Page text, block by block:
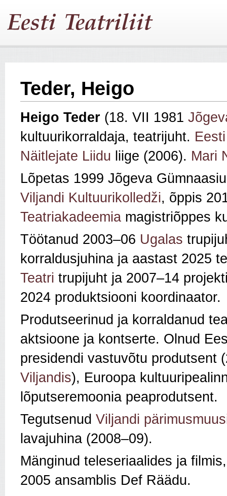
Teder, Heigo
Heigo Teder (18. VII 1981
kultuurikorraldaja, teatrijuht.
Näitlejate Liidu liige (2006). Mari
Lõpetas 1999 Jõgeva
Viljandi Kultuurikolledži, õppis
Teatriakadeemia magistriõppes
Töötanud 2003–06 Ugalas
korraldusjuhina ja aastast 2025
Teatri trupijuht ja 2007–14
2024 produktsiooni koordinaator.
Produtseerinud ja korraldanud
aktsioone ja kontserte. Olnud
presidendi vastuvõtu produtsent
Viljandis), Euroopa
lõputseremoonia peaprodutsent.
Tegutsenud Viljandi
lavajuhina (2008–09).
Mänginud teleseriaalides ja
2005 ansamblis Def Räädu.